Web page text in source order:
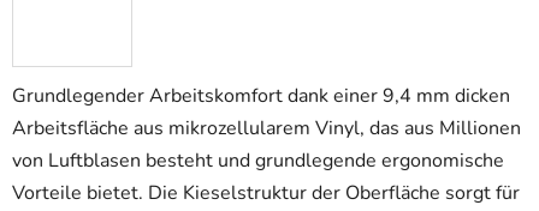
Grundlegender Arbeitskomfort dank einer 9,4 mm dicken
Arbeitsfläche aus mikrozellularem Vinyl, das aus Millionen
von Luftblasen besteht und grundlegende ergonomische
Vorteile bietet. Die Kieselstruktur der Oberfläche sorgt für